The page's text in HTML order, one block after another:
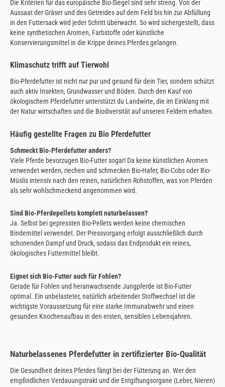
Die Kriterien für das europäische Bio-Siegel sind sehr streng. Von der
Aussaat der Gräser und des Getreides auf dem Feld bis hin zur Abfüllung
in den Futtersack wird jeder Schritt überwacht. So wird sichergestellt, dass
keine synthetischen Aromen, Farbstoffe oder künstliche
Konservierungsmittel in die Krippe deines Pferdes gelangen.
Klimaschutz trifft auf Tierwohl
Bio-Pferdefutter ist nicht nur pur und gesund für dein Tier, sondern schützt
auch aktiv Insekten, Grundwasser und Böden. Durch den Kauf von
ökologischem Pferdefutter unterstützt du Landwirte, die im Einklang mit
der Natur wirtschaften und die Biodiversität auf unseren Feldern erhalten.
Häufig gestellte Fragen zu Bio Pferdefutter
Schmeckt Bio-Pferdefutter anders?
Viele Pferde bevorzugen Bio-Futter sogar! Da keine künstlichen Aromen
verwendet werden, riechen und schmecken Bio-Hafer, Bio-Cobs oder Bio-
Müslis intensiv nach den reinen, natürlichen Rohstoffen, was von Pferden
als sehr wohlschmeckend angenommen wird.
Sind Bio-Pferdepellets komplett naturbelassen?
Ja. Selbst bei gepressten Bio-Pellets werden keine chemischen
Bindemittel verwendet. Der Pressvorgang erfolgt ausschließlich durch
schonenden Dampf und Druck, sodass das Endprodukt ein reines,
ökologisches Futtermittel bleibt.
Eignet sich Bio-Futter auch für Fohlen?
Gerade für Fohlen und heranwachsende Jungpferde ist Bio-Futter
optimal. Ein unbelasteter, natürlich arbeitender Stoffwechsel ist die
wichtigste Voraussetzung für eine starke Immunabwehr und einen
gesunden Knochenaufbau in den ersten, sensiblen Lebensjahren.
Naturbelassenes Pferdefutter in zertifizierter Bio-Qualität
Die Gesundheit deines Pferdes fängt bei der Fütterung an. Wer den
empfindlichen Verdauungstrakt und die Entgiftungsorgane (Leber, Nieren)